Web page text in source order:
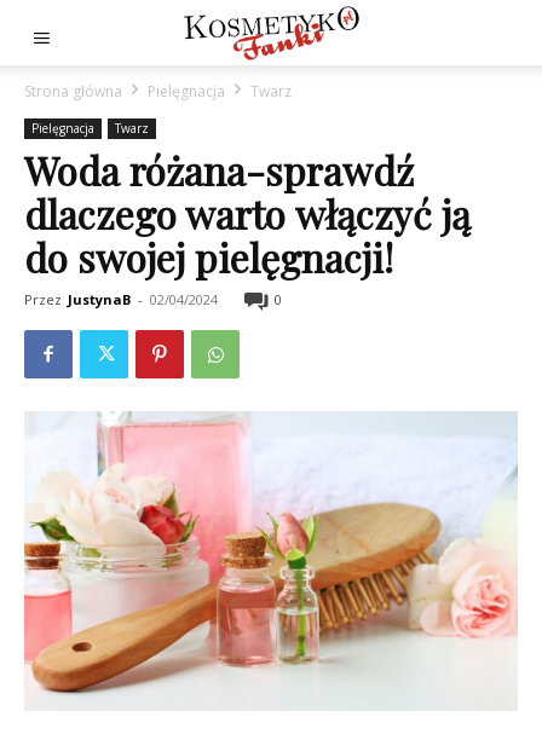
Strona główna Pielęgnacja Twarz
Pielęgnacja Twarz
Woda różana-sprawdź
dlaczego warto włączyć ją
do swojej pielęgnacji!
Przez JustynaB - 02/04/2024 0